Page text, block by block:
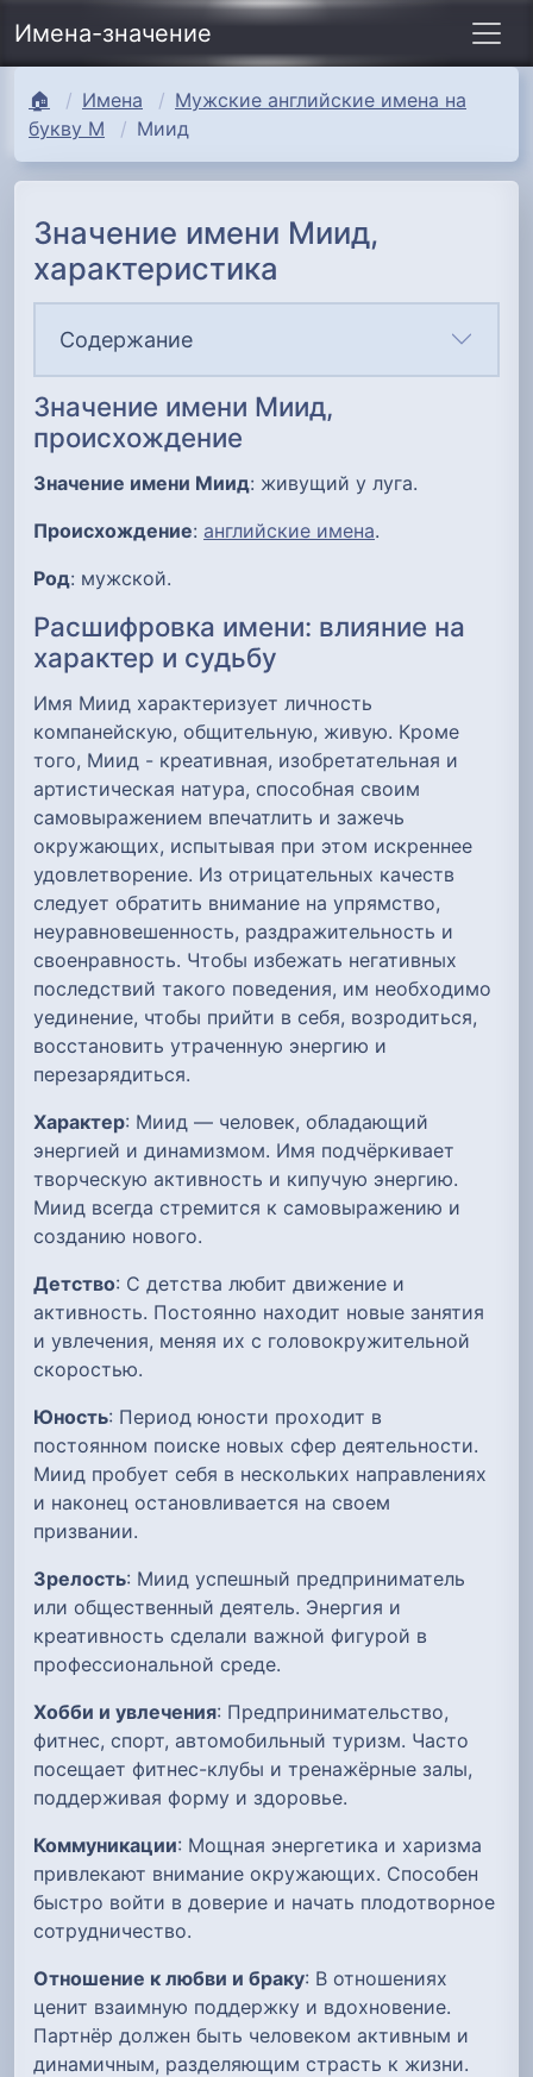
Имена-значение
🏠 Имена
Мужские английские имена на
букву М
Миид
Значение имени Миид,
характеристика
Содержание
Значение имени Миид,
происхождение
Значение имени Миид: живущий у луга.
Происхождение: английские имена.
Род: мужской.
Расшифровка имени: влияние на
характер и судьбу
Имя Миид характеризует личность
компанейскую, общительную, живую. Кроме
того, Миид - креативная, изобретательная и
артистическая натура, способная своим
самовыражением впечатлить и зажечь
окружающих, испытывая при этом искреннее
удовлетворение. Из отрицательных качеств
следует обратить внимание на упрямство,
неуравновешенность, раздражительность и
своенравность. Чтобы избежать негативных
последствий такого поведения, им необходимо
уединение, чтобы прийти в себя, возродиться,
восстановить утраченную энергию и
перезарядиться.
Характер: Миид — человек, обладающий
энергией и динамизмом. Имя подчёркивает
творческую активность и кипучую энергию.
Миид всегда стремится к самовыражению и
созданию нового.
Детство: С детства любит движение и
активность. Постоянно находит новые занятия
и увлечения, меняя их с головокружительной
скоростью.
Юность: Период юности проходит в
постоянном поиске новых сфер деятельности.
Миид пробует себя в нескольких направлениях
и наконец остановливается на своем
призвании.
Зрелость: Миид успешный предприниматель
или общественный деятель. Энергия и
креативность сделали важной фигурой в
профессиональной среде.
Хобби и увлечения: Предпринимательство,
фитнес, спорт, автомобильный туризм. Часто
посещает фитнес-клубы и тренажёрные залы,
поддерживая форму и здоровье.
Коммуникации: Мощная энергетика и харизма
привлекают внимание окружающих. Способен
быстро войти в доверие и начать плодотворное
сотрудничество.
Отношение к любви и браку: В отношениях
ценит взаимную поддержку и вдохновение.
Партнёр должен быть человеком активным и
динамичным, разделяющим страсть к жизни.